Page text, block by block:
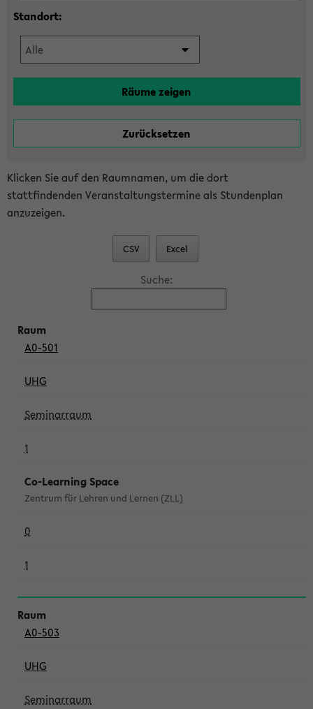
Standort:
Klicken Sie auf den Raumnamen, um die dort
stattfindenden Veranstaltungstermine als Stundenplan
anzuzeigen.
CSV Excel
Suche:
A0-501
UHG
Seminarraum
1
Co-Learning Space
Zentrum für Lehren und Lernen (ZLL)
0
1
A0-503
UHG
Seminarraum